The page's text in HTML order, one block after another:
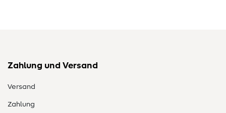
Zahlung und Versand
Versand
Zahlung